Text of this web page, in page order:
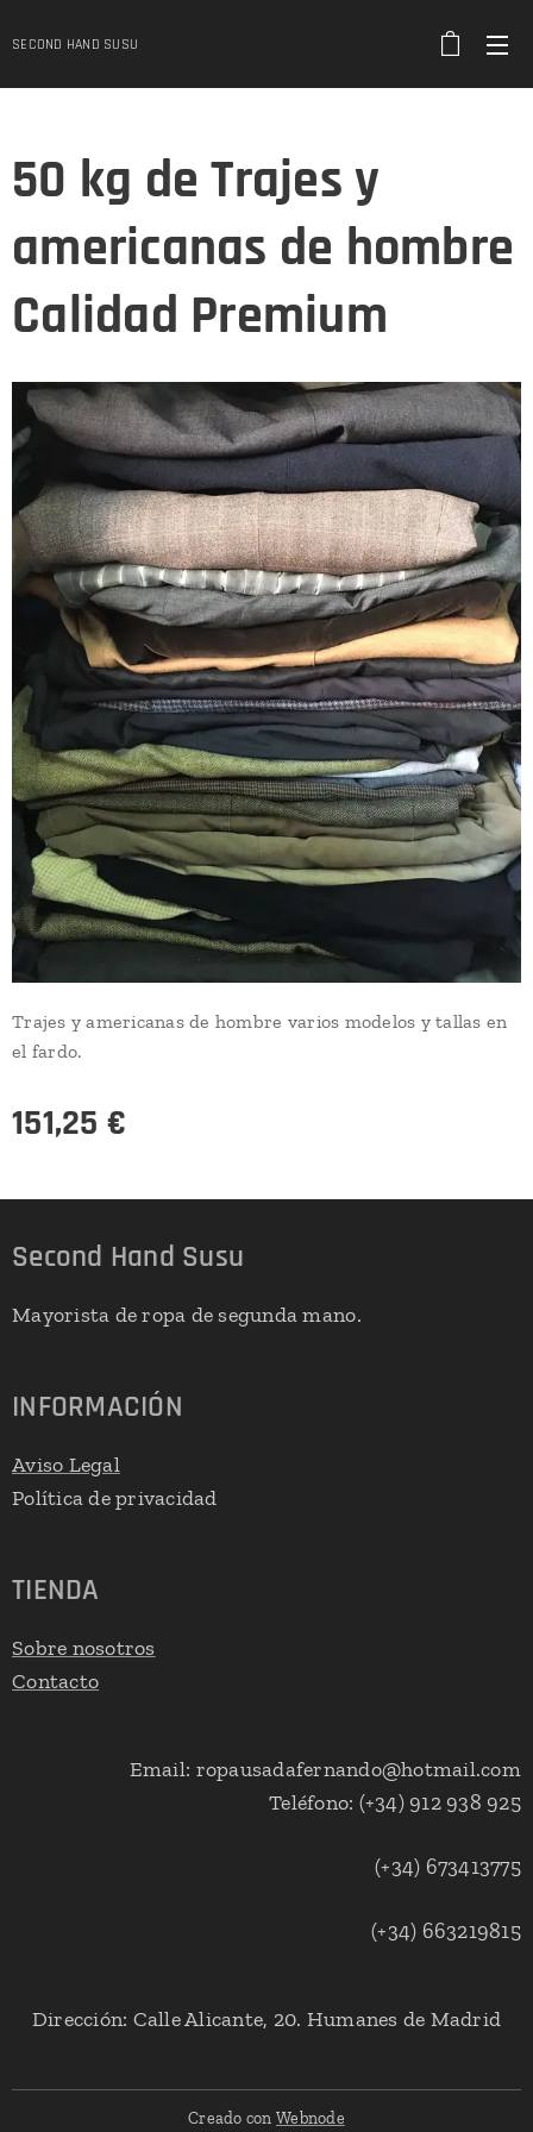
SECOND HAND SUSU
50 kg de Trajes y
americanas de hombre
Calidad Premium
Trajes y americanas de hombre varios modelos y tallas en
el fardo.
151,25 €
Second Hand Susu
Mayorista de ropa de segunda mano.
INFORMACIÓN
Aviso Legal
Política de privacidad
TIENDA
Sobre nosotros
Contacto
Email: ropausadafernando@hotmail.com
Teléfono: (+34) 912 938 925
(+34) 673413775
(+34) 663219815
Dirección: Calle Alicante, 20. Humanes de Madrid
Creado conWebnode